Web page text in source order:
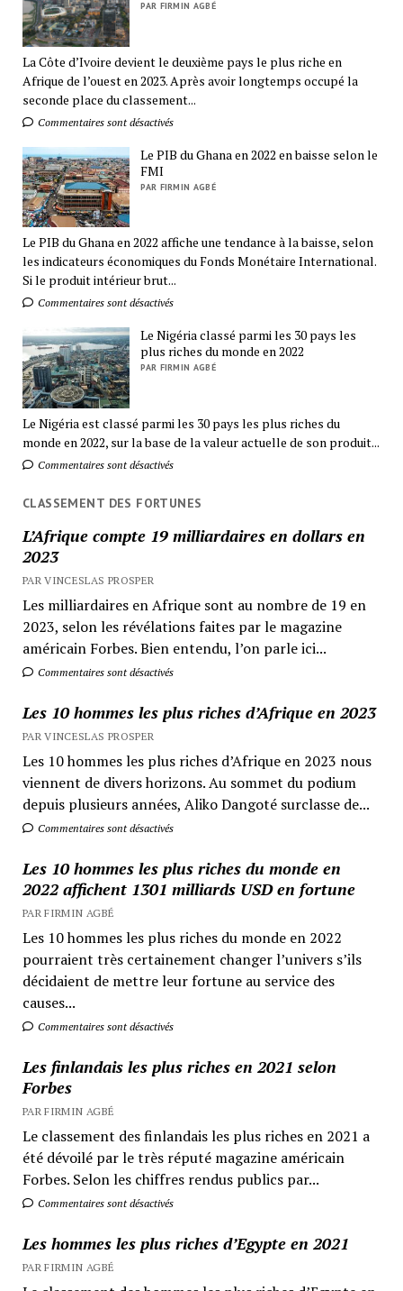
PAR FIRMIN AGBÉ
La Côte d’Ivoire devient le deuxième pays le plus riche en
Afrique de l’ouest en 2023. Après avoir longtemps occupé la
seconde place du classement...
Commentaires sont désactivés
Le PIB du Ghana en 2022 en baisse selon le
FMI
PAR FIRMIN AGBÉ
Le PIB du Ghana en 2022 affiche une tendance à la baisse, selon
les indicateurs économiques du Fonds Monétaire International.
Si le produit intérieur brut...
Commentaires sont désactivés
Le Nigéria classé parmi les 30 pays les
plus riches du monde en 2022
PAR FIRMIN AGBÉ
Le Nigéria est classé parmi les 30 pays les plus riches du
monde en 2022, sur la base de la valeur actuelle de son produit...
Commentaires sont désactivés
CLASSEMENT DES FORTUNES
L’Afrique compte 19 milliardaires en dollars en
2023
PAR VINCESLAS PROSPER
Les milliardaires en Afrique sont au nombre de 19 en
2023, selon les révélations faites par le magazine
américain Forbes. Bien entendu, l’on parle ici...
Commentaires sont désactivés
Les 10 hommes les plus riches d’Afrique en 2023
PAR VINCESLAS PROSPER
Les 10 hommes les plus riches d’Afrique en 2023 nous
viennent de divers horizons. Au sommet du podium
depuis plusieurs années, Aliko Dangoté surclasse de...
Commentaires sont désactivés
Les 10 hommes les plus riches du monde en
2022 affichent 1301 milliards USD en fortune
PAR FIRMIN AGBÉ
Les 10 hommes les plus riches du monde en 2022
pourraient très certainement changer l’univers s’ils
décidaient de mettre leur fortune au service des
causes...
Commentaires sont désactivés
Les finlandais les plus riches en 2021 selon
Forbes
PAR FIRMIN AGBÉ
Le classement des finlandais les plus riches en 2021 a
été dévoilé par le très réputé magazine américain
Forbes. Selon les chiffres rendus publics par...
Commentaires sont désactivés
Les hommes les plus riches d’Egypte en 2021
PAR FIRMIN AGBÉ